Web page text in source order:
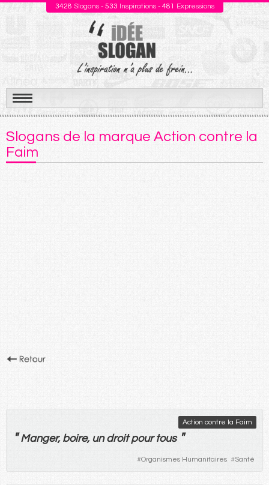
3428 Slogans - 533 Inspirations - 481 Expressions
Aller
au
contenu
Slogans de la marque Action contre la
Faim
Action contre la Faim
" Manger, boire, un droit pour tous "
#Organismes Humanitaires #Santé